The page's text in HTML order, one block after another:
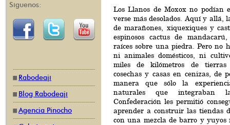
Síguenos:
Rabodeají
Blog Rabodeají
Agencia Pinocho
Los Llanos de Moxox no podían
verse más desolados. Aquí y allá,
de marañones, xiquexiques y
espinosos cactus de
raíces sobre una piedra. Pero no
ni animales domésticos, ni
miles de kilómetros de tierras
cosechas y casas en cenizas, de
manera que sólo la
naturales que
Confederación les permitió
aprender a construir las tiendas
con una mezcla de barro y yuyos